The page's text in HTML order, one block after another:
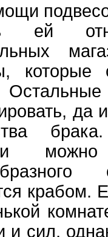
ей
которые
крабом.
и сил,